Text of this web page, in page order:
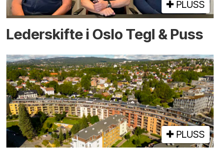
PLUSS
Lederskifte i Oslo Tegl & Puss
PLUSS